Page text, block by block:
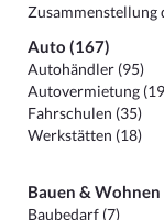
Zusammenstellung
Auto (167)
Autohändler (95)
Autovermietung
Fahrschulen (35)
Werkstätten (18)
Bauen & Wohnen
Baubedarf (7)